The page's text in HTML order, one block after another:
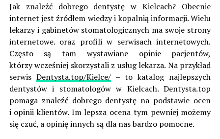
Jak znaleźć dobrego dentystę w Kielcach? Obecnie
internet jest źródłem wiedzy i kopalnią informacji. Wielu
lekarzy i gabinetów stomatologicznych ma swoje strony
internetowe. oraz profili w serwisach internetowych.
Często są tam wystawiane opinie pacjentów,
którzy wcześniej skorzystali z usług lekarza. Na przykład
serwis Dentysta.top/Kielce/– to katalog najlepszych
dentystów i stomatologów w Kielcach. Dentysta.top
pomaga znaleźć dobrego dentystę na podstawie ocen
i opinii klientów. Im lepsza ocena tym pewniej możemy
się czuć, a opinię innych są dla nas bardzo pomocne.